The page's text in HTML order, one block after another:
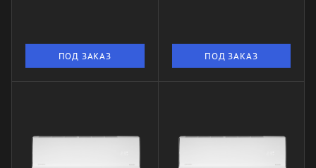
ПОД ЗАКАЗ ПОД ЗАКАЗ